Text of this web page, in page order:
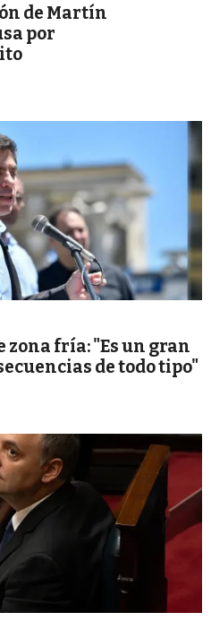
de Martín
por
zona fría: "Es un gran
de todo tipo"